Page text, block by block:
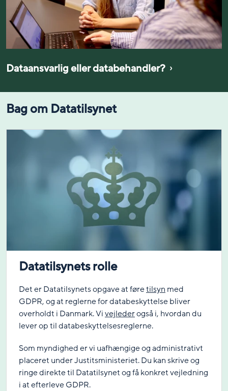
Dataansvarlig eller databehandler?
Bag om Datatilsynet
Datatilsynets rolle
Det er Datatilsynets opgave at føretilsyn med
GDPR, og at reglerne for databeskyttelse bliver
overholdt i Danmark. Vivejlederogså i, hvordan du
lever op til databeskyttelsesreglerne.
Som myndighed er vi uafhængige og administrativt
placeret under Justitsministeriet. Du kan skrive og
ringe direkte til Datatilsynet og få konkret vejledning
i at efterleve GDPR.